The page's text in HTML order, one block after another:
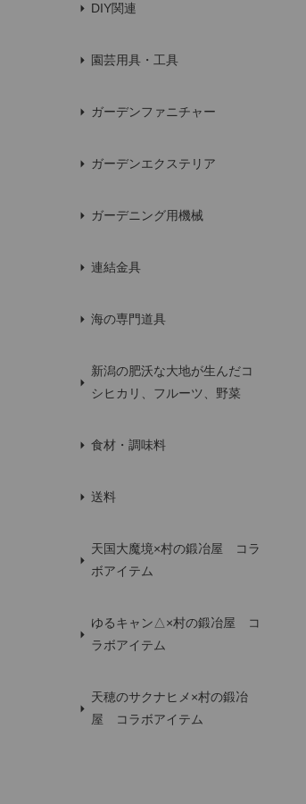
DIY関連
園芸用具・工具
ガーデンファニチャー
ガーデンエクステリア
ガーデニング用機械
連結金具
海の専門道具
新潟の肥沃な大地が生んだコ
シヒカリ、フルーツ、野菜
食材・調味料
送料
天国大魔境×村の鍛冶屋 コラ
ボアイテム
ゆるキャン△×村の鍛冶屋 コ
ラボアイテム
天穂のサクナヒメ×村の鍛冶
屋 コラボアイテム